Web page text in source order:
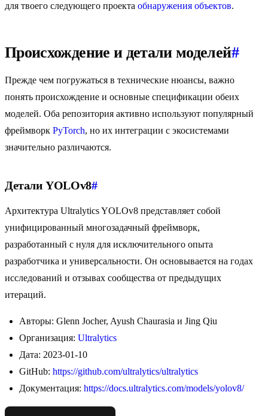
для твоего следующего проекта обнаружения объектов.
Происхождение и детали моделей#
Прежде чем погружаться в технические нюансы, важно
понять происхождение и основные спецификации обеих
моделей. Оба репозитория активно используют популярный
фреймворк PyTorch, но их интеграции с экосистемами
значительно различаются.
Детали YOLOv8#
Архитектура Ultralytics YOLOv8 представляет собой
унифицированный многозадачный фреймворк,
разработанный с нуля для исключительного опыта
разработчика и универсальности. Он основывается на годах
исследований и отзывах сообщества от предыдущих
итераций.
Авторы: Glenn Jocher, Ayush Chaurasia и Jing Qiu
Организация: Ultralytics
Дата: 2023-01-10
GitHub: https://github.com/ultralytics/ultralytics
Документация: https://docs.ultralytics.com/models/yolov8/